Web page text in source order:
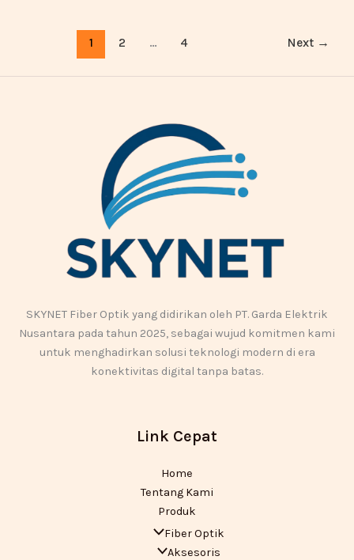
1 2 … 4 Next →
SKYNET Fiber Optik yang didirikan oleh PT. Garda Elektrik
Nusantara pada tahun 2025, sebagai wujud komitmen kami
untuk menghadirkan solusi teknologi modern di era
konektivitas digital tanpa batas.
Link Cepat
Home
Tentang Kami
Produk
Fiber Optik
Aksesoris